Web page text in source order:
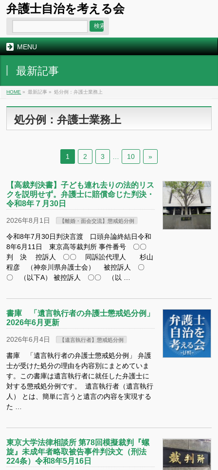
弁護士自治を考える会
MENU
最新記事
HOME » 最新記事 » 処分例：弁護士業務上
処分例：弁護士業務上
1 2 3 10 »
【高裁判決書】子ども連れ去りの法的リス
クを説明せず。弁護士に賠償命じた判決・
令和8年７月30日
2026年8月1日 【離婚・面会交流】懲戒処分例
令和8年7月30日判決言渡 口頭弁論終結日令和
8年6月11日 東京高等裁判所 事件番号 〇〇
判 決 控訴人 〇〇 同訴訟代理人 杉山
程彦 （神奈川県弁護士会） 被控訴人 〇
〇 （以下A） 被控訴人 〇〇 （以 …
書庫 「遺言執行者の弁護士懲戒処分例」
2026年6月更新
2026年6月4日 【遺言執行者】懲戒処分例
書庫 「遺言執行者の弁護士懲戒処分例」 弁護
士が受けた処分の理由を内容別にまとめていま
す。この書庫は遺言執行者に就任した弁護士に
対する懲戒処分例です。 遺言執行者（遺言執行
人） とは、簡単に言うと遺言の内容を実現する
た …
東京⼤学法律相談所 第78回模擬裁判『螺
旋』未成年者略取被告事件判決⽂（刑法
224条）令和8年5月16日